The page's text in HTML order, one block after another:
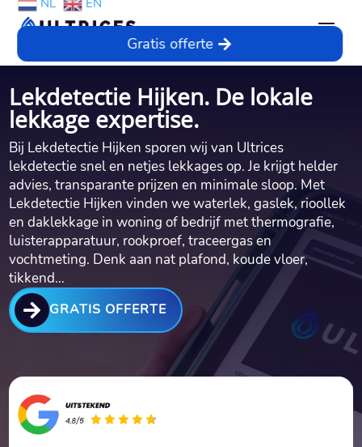
NL EN
Gratis offerte
Lekdetectie Hijken. De lokale
lekkage expertise.
Bij Lekdetectie Hijken sporen wij van Ultrices
lekdetectie snel en netjes lekkages op.​ Je krijgt helder
advies, transparante prijzen en minimale sloop.​ Met
Lekdetectie Hijken vinden we waterlek, gaslek, rioollek
en daklekkage in woning of bedrijf met thermografie,
luisterapparatuur, rookproef, traceergas en
vochtmeting.​ Denk aan nat plafond, koude vloer,
tikkend…
 GRATIS OFFERTE